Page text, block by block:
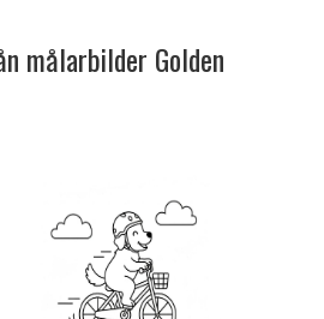
målarbilder Golden